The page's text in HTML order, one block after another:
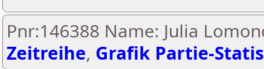
Pnr:146388 Name: Julia
Zeitreihe, Grafik Partie-